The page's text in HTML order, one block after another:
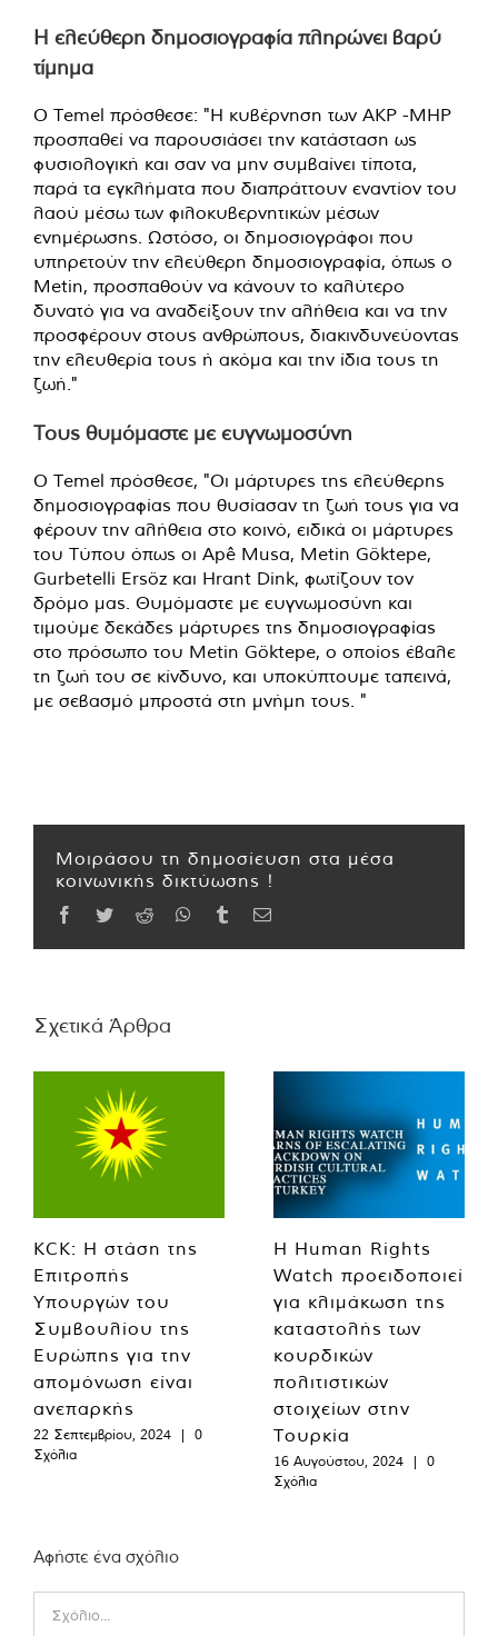
Η ελεύθερη δημοσιογραφία πληρώνει βαρύ
τίμημα
Ο Temel πρόσθεσε: "Η κυβέρνηση των AKP -MHP
προσπαθεί να παρουσιάσει την κατάσταση ως
φυσιολογική και σαν να μην συμβαίνει τίποτα,
παρά τα εγκλήματα που διαπράττουν εναντίον του
λαού μέσω των φιλοκυβερνητικών μέσων
ενημέρωσης. Ωστόσο, οι δημοσιογράφοι που
υπηρετούν την ελεύθερη δημοσιογραφία, όπως ο
Metin, προσπαθούν να κάνουν το καλύτερο
δυνατό για να αναδείξουν την αλήθεια και να την
προσφέρουν στους ανθρώπους, διακινδυνεύοντας
την ελευθερία τους ή ακόμα και την ίδια τους τη
ζωή."
Τους θυμόμαστε με ευγνωμοσύνη
Ο Temel πρόσθεσε, "Οι μάρτυρες της ελεύθερης
δημοσιογραφίας που θυσίασαν τη ζωή τους για να
φέρουν την αλήθεια στο κοινό, ειδικά οι μάρτυρες
του Τύπου όπως οι Apê Musa, Metin Göktepe,
Gurbetelli Ersöz και Hrant Dink, φωτίζουν τον
δρόμο μας. Θυμόμαστε με ευγνωμοσύνη και
τιμούμε δεκάδες μάρτυρες της δημοσιογραφίας
στο πρόσωπο του Metin Göktepe, ο οποίος έβαλε
τη ζωή του σε κίνδυνο, και υποκύπτουμε ταπεινά,
με σεβασμό μπροστά στη μνήμη τους. "
Μοιράσου τη δημοσίευση στα μέσα
κοινωνικής δικτύωσης !
Facebook
TwitterReddit WhatsApp
TumblrEmail
Σχετικά Άρθρα
KCK: Η στάση της
Επιτροπής
Υπουργών του
Συμβουλίου της
Ευρώπης για την
απομόνωση είναι
ανεπαρκής
22 Σεπτεμβρίου, 2024 |
0
Σχόλια
Η Human Rights
Watch προειδοποιεί
για κλιμάκωση της
καταστολής των
κουρδικών
πολιτιστικών
στοιχείων στην
Τουρκία
16 Αυγούστου, 2024 |
0
Σχόλια
Αφήστε ένα σχόλιο